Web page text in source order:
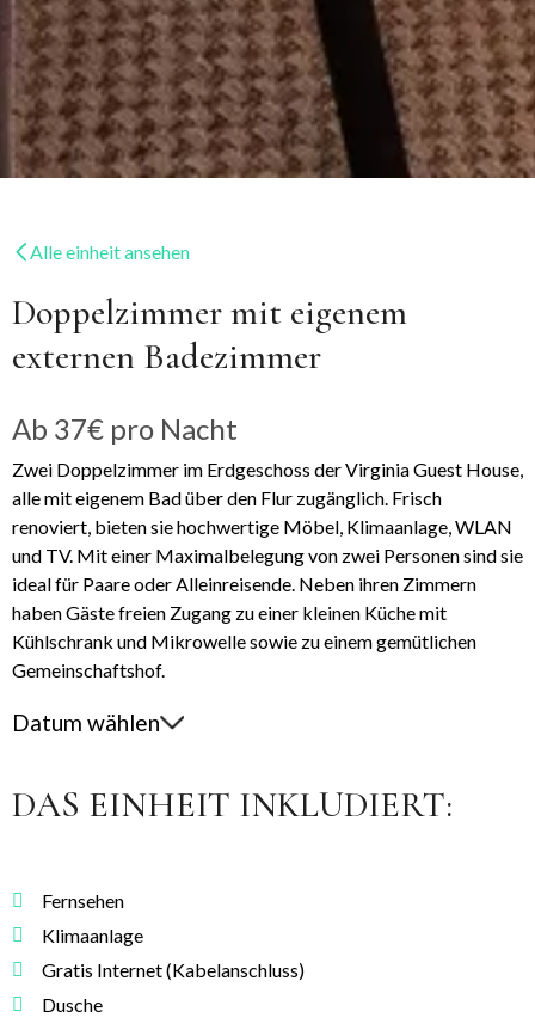
Alle einheit ansehen
Doppelzimmer mit eigenem
externen Badezimmer
Ab 37€ pro Nacht
Zwei Doppelzimmer im Erdgeschoss der Virginia Guest House,
alle mit eigenem Bad über den Flur zugänglich. Frisch
renoviert, bieten sie hochwertige Möbel, Klimaanlage, WLAN
und TV. Mit einer Maximalbelegung von zwei Personen sind sie
ideal für Paare oder Alleinreisende. Neben ihren Zimmern
haben Gäste freien Zugang zu einer kleinen Küche mit
Kühlschrank und Mikrowelle sowie zu einem gemütlichen
Gemeinschaftshof.
Datum wählen
DAS EINHEIT INKLUDIERT:
Fernsehen
Klimaanlage
Gratis Internet (Kabelanschluss)
Dusche